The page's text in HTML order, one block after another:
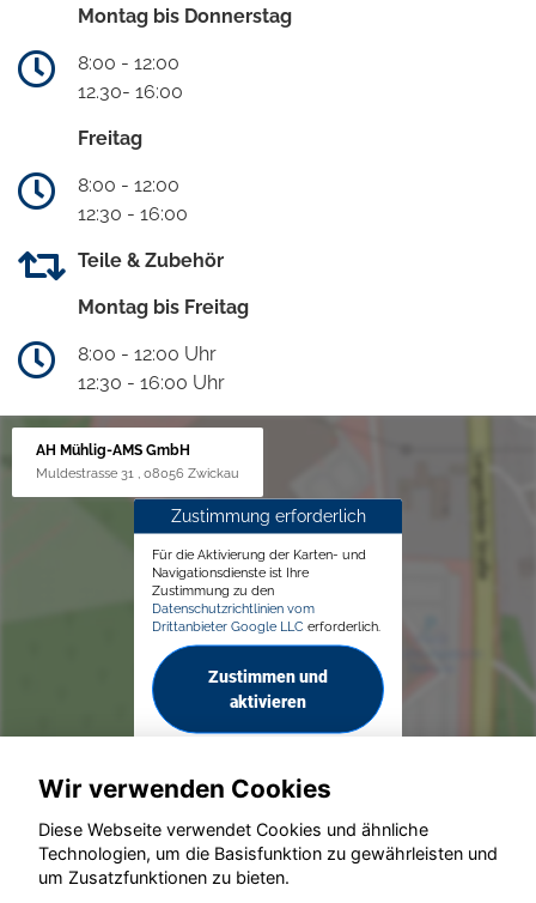
Montag bis Donnerstag
8:00 - 12:00
12.30- 16:00
Freitag
8:00 - 12:00
12:30 - 16:00
Teile & Zubehör
Montag bis Freitag
8:00 - 12:00 Uhr
12:30 - 16:00 Uhr
AH Mühlig-AMS GmbH
Muldestrasse 31 , 08056 Zwickau
Zustimmung erforderlich
Für die Aktivierung der Karten- und
Navigationsdienste ist Ihre
Zustimmung zu den
Datenschutzrichtlinien vom
Drittanbieter Google LLC erforderlich.
Zustimmen und
aktivieren
© konjunkturmotor.de GmbH 2020 - 2026
Wir verwenden Cookies
Diese Webseite verwendet Cookies und ähnliche
Technologien, um die Basisfunktion zu gewährleisten und
um Zusatzfunktionen zu bieten.